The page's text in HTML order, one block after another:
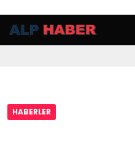
HABERLER